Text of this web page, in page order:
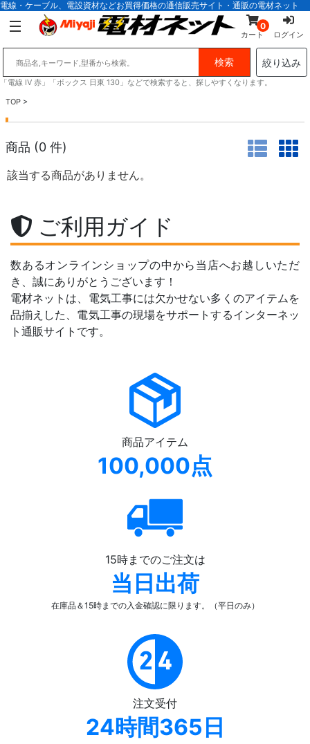
電線・ケーブル、電設資材などお買得価格の通信販売サイト・通販の電材ネット
0
カート ログイン
絞り込み
「電線 IV 赤」「ボックス 日東 130」などで検索すると、探しやすくなります。
TOP >
商品 (0 件)
該当する商品がありません。
ご利用ガイド
数あるオンラインショップの中から当店へお越しいただ
き、誠にありがとうございます！
電材ネットは、電気工事には欠かせない多くのアイテムを
品揃えした、電気工事の現場をサポートするインターネッ
ト通販サイトです。
商品アイテム
100,000点
15時までのご注文は
当日出荷
在庫品＆15時までの入金確認に限ります。（平日のみ）
注文受付
24時間365日